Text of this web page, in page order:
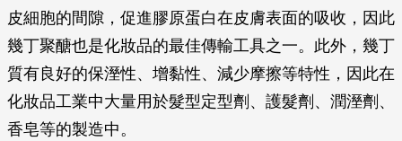
皮細胞的間隙，促進膠原蛋白在皮膚表面的吸收，因此
幾丁聚醣也是化妝品的最佳傳輸工具之一。此外，幾丁
質有良好的保溼性、增黏性、減少摩擦等特性，因此在
化妝品工業中大量用於髮型定型劑、護髮劑、潤溼劑、
香皂等的製造中。